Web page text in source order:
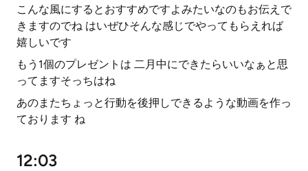
こんな風にするとおすすめですよみたいなのもお伝えで
きますのでね はいぜひそんな感じでやってもらえれば
嬉しいです
もう1個のプレゼントは 二月中にできたらいいなぁと思
ってますそっちはね
あのまたちょっと行動を後押しできるような動画を作っ
ております ね
12:03